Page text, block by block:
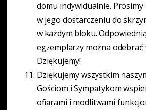
domu indywidualnie. Prosimy
w jego dostarczeniu do
w każdym bloku.
egzemplarzy można odebrać
Dziękujemy!
Dziękujemy wszystkim
Gościom i Sympatykom
ofiarami i modlitwami